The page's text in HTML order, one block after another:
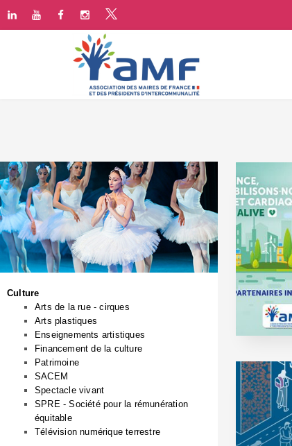
Culture
Arts de la rue - cirques
Arts plastiques
Enseignements artistiques
Financement de la culture
Patrimoine
SACEM
Spectacle vivant
SPRE - Société pour la rémunération
équitable
Télévision numérique terrestre